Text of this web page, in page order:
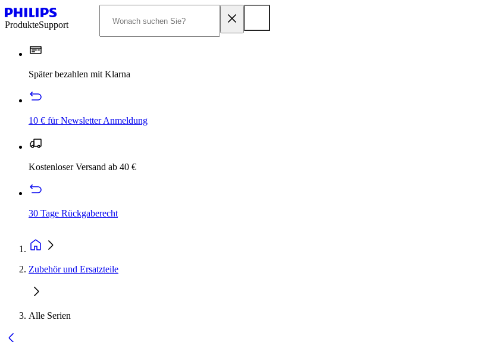
ProdukteSupport
Später bezahlen mit Klarna
10 € für Newsletter Anmeldung
Kostenloser Versand ab 40 €
30 Tage Rückgaberecht
Zubehör und Ersatzteile
Alle Serien